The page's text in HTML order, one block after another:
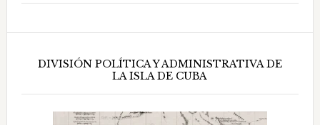
DIVISIÓN POLÍTICA Y ADMINISTRATIVA DE
LA ISLA DE CUBA